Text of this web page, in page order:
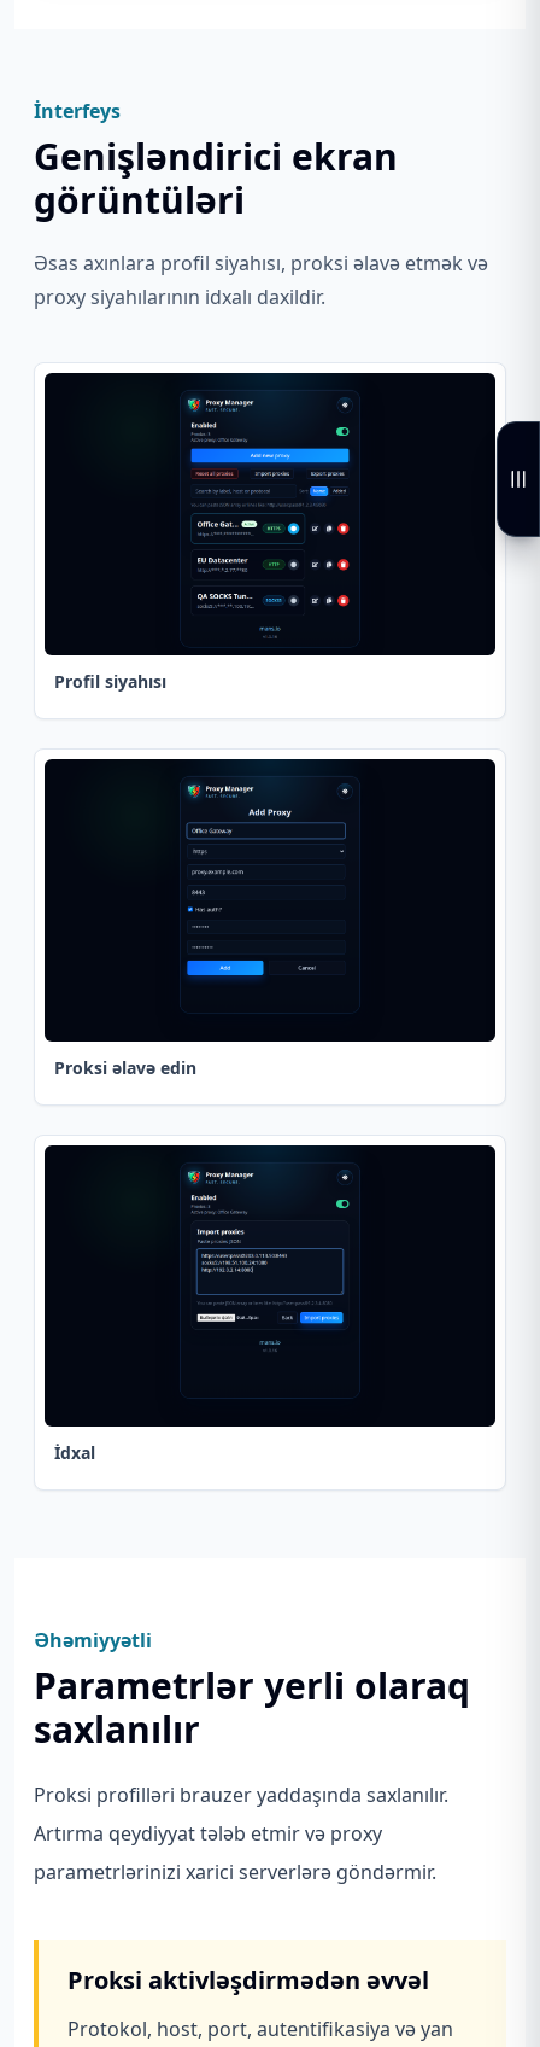
İnterfeys
Genişləndirici ekran
görüntüləri
Əsas axınlara profil siyahısı, proksi əlavə etmək və
proxy siyahılarının idxalı daxildir.
Profil siyahısı
Proksi əlavə edin
İdxal
Əhəmiyyətli
Parametrlər yerli olaraq
saxlanılır
Proksi profilləri brauzer yaddaşında saxlanılır.
Artırma qeydiyyat tələb etmir və proxy
parametrlərinizi xarici serverlərə göndərmir.
Proksi aktivləşdirmədən əvvəl
Protokol, host, port, autentifikasiya və yan